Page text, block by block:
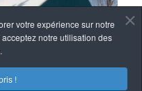
votre expérience sur notre
notre utilisation des
!